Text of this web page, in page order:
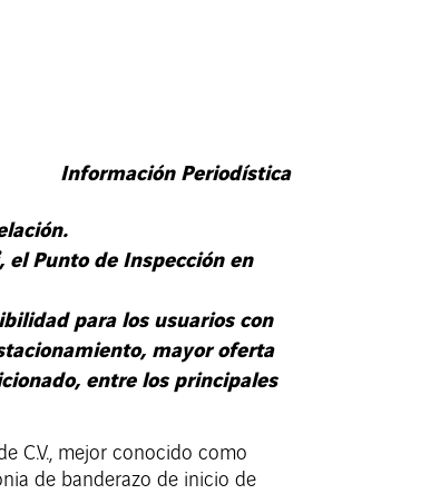
Información Periodística
el Punto de Inspección en
para los usuarios con
mayor oferta
entre los principales
C.V., mejor conocido como
de banderazo de inicio de